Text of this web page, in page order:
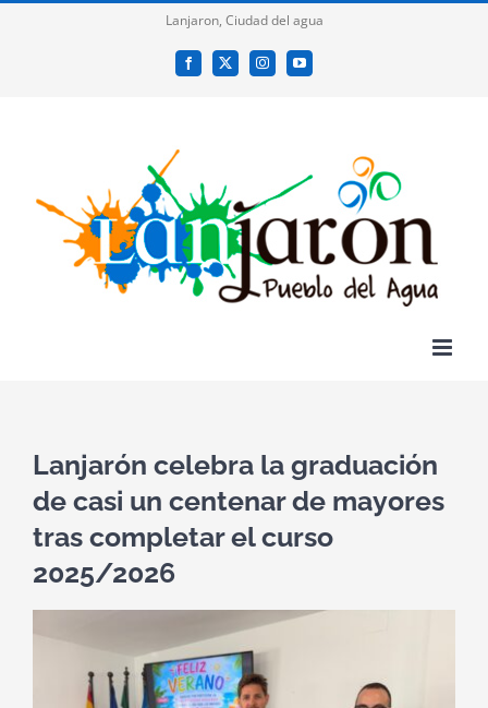
Lanjaron, Ciudad del agua
Facebook
X InstagramYouTube
Lanjarón celebra la graduación
de casi un centenar de mayores
tras completar el curso
2025/2026